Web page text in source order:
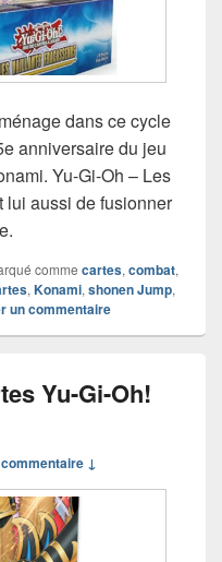
dans ce cycle
anniversaire du jeu
Yu-Gi-Oh – Les
lui aussi de fusionner
comme cartes, combat,
, Konami, shonen Jump,
un commentaire
Yu-Gi-Oh!
↓